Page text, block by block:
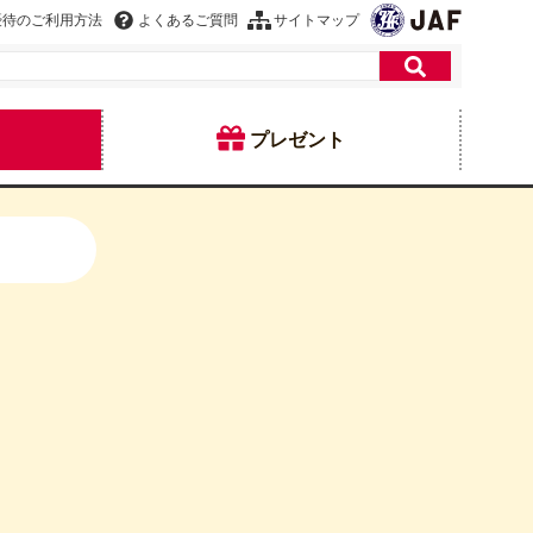
のご利用方法 よくあるご質問 サイトマップ
プレゼント